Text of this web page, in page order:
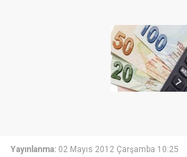
Yayınlanma: 02 Mayıs 2012 Çarşamba 10:25